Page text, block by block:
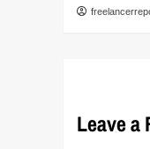
Leave a